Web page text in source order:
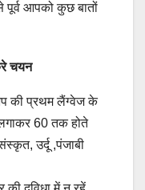
आपको कुछ बातों
चयन
की प्रथम लैंग्वेज के
60 तक होते
उर्दू ,पंजाबी